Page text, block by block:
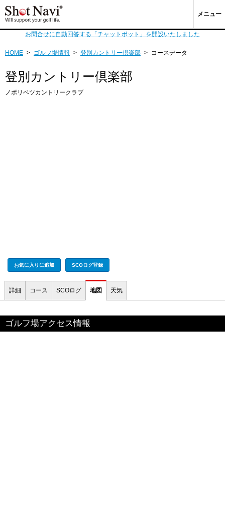
メニュー
お問合せに自動回答する「チャットボット」を開設いたしました
HOME > ゴルフ場情報 > 登別カントリー倶楽部 > コースデータ
登別カントリー倶楽部
ノボリベツカントリークラブ
お気に入りに追加 SCOログ登録
詳細 コース SCOログ 地図 天気
ゴルフ場アクセス情報